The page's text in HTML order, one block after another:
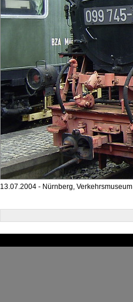
13.07.2004 - Nürnberg, Verkehrsmuseum